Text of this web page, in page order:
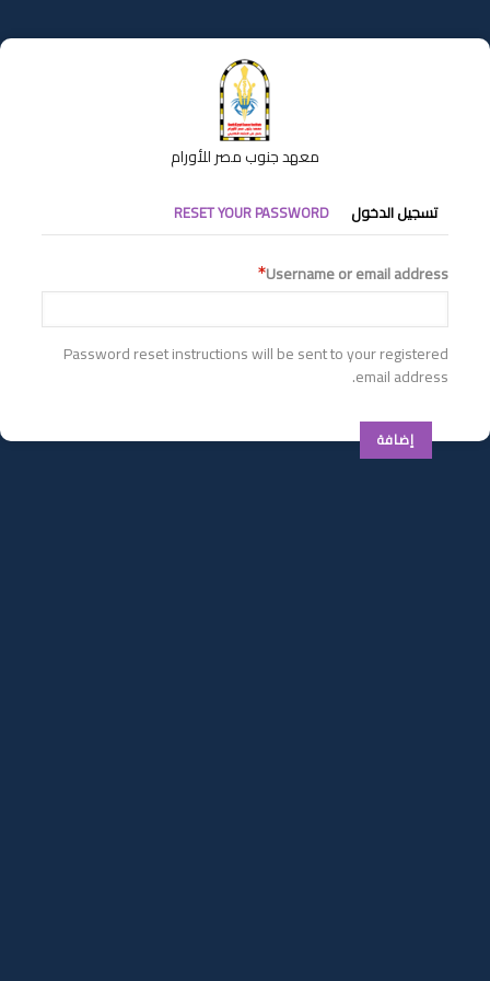
إلى
المحتوى
معهد جنوب مصر للأورام
التبويبات
الأساسية
تسجيل الدخول RESET YOUR PASSWORD
Username or email address
Password reset instructions will be sent to your registered
email address.